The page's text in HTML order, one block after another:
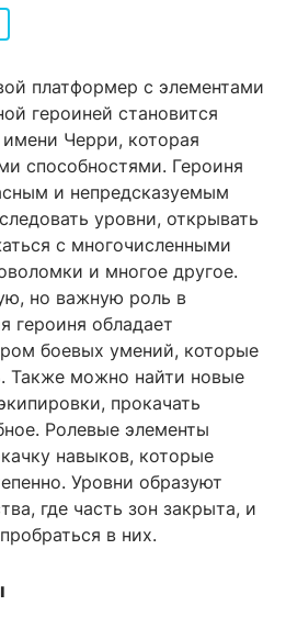
платформер с элементами
героиней становится
Черри, которая
способностями. Героиня
и непредсказуемым
уровни, открывать
с многочисленными
и многое другое.
но важную роль в
героиня обладает
боевых умений, которые
Также можно найти новые
прокачать
Ролевые элементы
навыков, которые
Уровни образуют
где часть зон закрыта, и
в них.